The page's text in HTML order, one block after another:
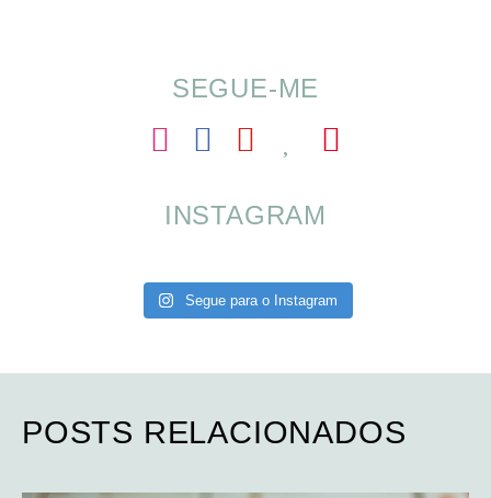
SEGUE-ME
INSTAGRAM
Segue para o Instagram
POSTS RELACIONADOS